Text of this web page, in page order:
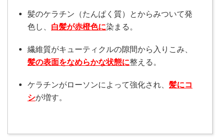
髪のケラチン（たんぱく質）とからみついて発
色し、 白髪が赤橙色に染まる。
繊維質がキューティクルの隙間から入りこみ、
髪の表面をなめらかな状態に整える。
ケラチンがローソンによって強化され、 髪にコ
シが増す。